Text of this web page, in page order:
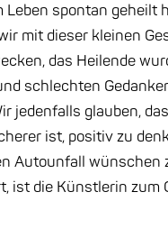
spontan geheilt
mit dieser kleinen
das Heilende
schlechten
jedenfalls glauben,
ist, positiv zu
Autounfall wünschen
ist die Künstlerin zum